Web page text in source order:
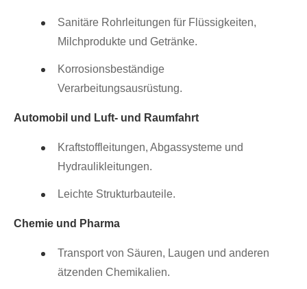
Sanitäre Rohrleitungen für Flüssigkeiten,
Milchprodukte und Getränke.
Korrosionsbeständige
Verarbeitungsausrüstung.
Automobil und Luft- und Raumfahrt
Kraftstoffleitungen, Abgassysteme und
Hydraulikleitungen.
Leichte Strukturbauteile.
Chemie und Pharma
Transport von Säuren, Laugen und anderen
ätzenden Chemikalien.